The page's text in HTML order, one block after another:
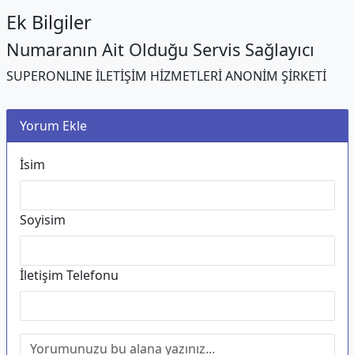
Ek Bilgiler
Numaranın Ait Olduğu Servis Sağlayıcı
SUPERONLINE İLETİŞİM HİZMETLERİ ANONİM ŞİRKETİ
Yorum Ekle
İsim
Soyisim
İletişim Telefonu